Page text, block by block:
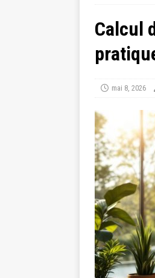
Calcul
mai 8, 2026